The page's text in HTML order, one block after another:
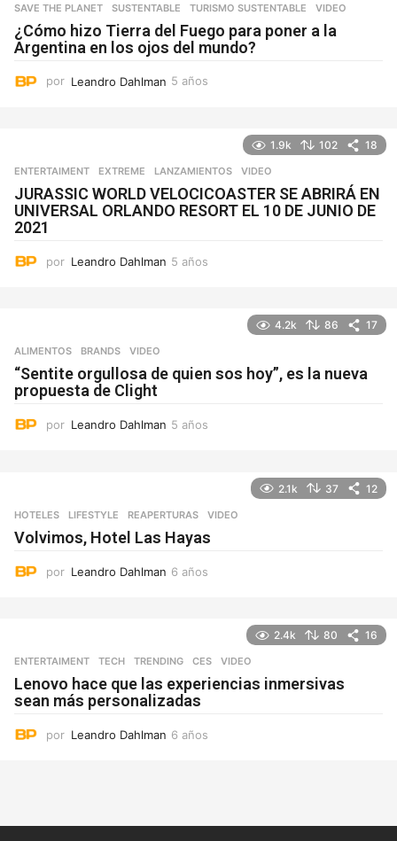
SAVE THE PLANET ,SUSTENTABLE ,TURISMO SUSTENTABLE VIDEO
¿Cómo hizo Tierra del Fuego para poner a la
Argentina en los ojos del mundo?
por Leandro Dahlman 5 años
1.9k 102 18
ENTERTAIMENT ,EXTREME ,LANZAMIENTOS VIDEO
JURASSIC WORLD VELOCICOASTER SE ABRIRÁ EN
UNIVERSAL ORLANDO RESORT EL 10 DE JUNIO DE
2021
por Leandro Dahlman 5 años
4.2k 86 17
ALIMENTOS ,BRANDS VIDEO
“Sentite orgullosa de quien sos hoy”, es la nueva
propuesta de Clight
por Leandro Dahlman 5 años
2.1k 37 12
HOTELES ,LIFESTYLE REAPERTURAS ,VIDEO
Volvimos, Hotel Las Hayas
por Leandro Dahlman 6 años
2.4k 80 16
ENTERTAIMENT ,TECH ,TRENDING CES ,VIDEO
Lenovo hace que las experiencias inmersivas
sean más personalizadas
por Leandro Dahlman 6 años